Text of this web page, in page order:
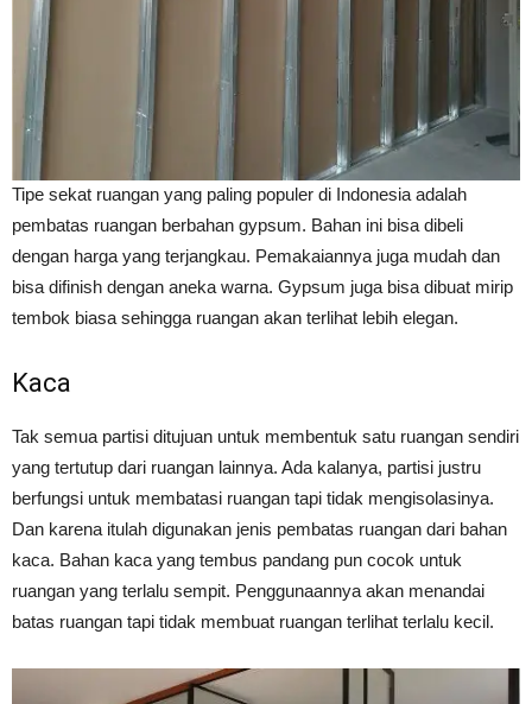
Tipe sekat ruangan yang paling populer di Indonesia adalah
pembatas ruangan berbahan gypsum. Bahan ini bisa dibeli
dengan harga yang terjangkau. Pemakaiannya juga mudah dan
bisa difinish dengan aneka warna. Gypsum juga bisa dibuat mirip
tembok biasa sehingga ruangan akan terlihat lebih elegan.
Kaca
Tak semua partisi ditujuan untuk membentuk satu ruangan sendiri
yang tertutup dari ruangan lainnya. Ada kalanya, partisi justru
berfungsi untuk membatasi ruangan tapi tidak mengisolasinya.
Dan karena itulah digunakan jenis pembatas ruangan dari bahan
kaca. Bahan kaca yang tembus pandang pun cocok untuk
ruangan yang terlalu sempit. Penggunaannya akan menandai
batas ruangan tapi tidak membuat ruangan terlihat terlalu kecil.